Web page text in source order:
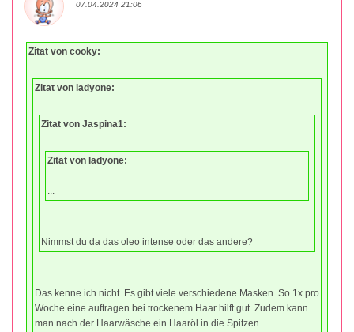
07.04.2024 21:06
Zitat von cooky:
Zitat von ladyone:
Zitat von Jaspina1:
Zitat von ladyone:
...
Nimmst du da das oleo intense oder das andere?
Das kenne ich nicht. Es gibt viele verschiedene Masken. So 1x pro
Woche eine auftragen bei trockenem Haar hilft gut. Zudem kann
man nach der Haarwäsche ein Haaröl in die Spitzen